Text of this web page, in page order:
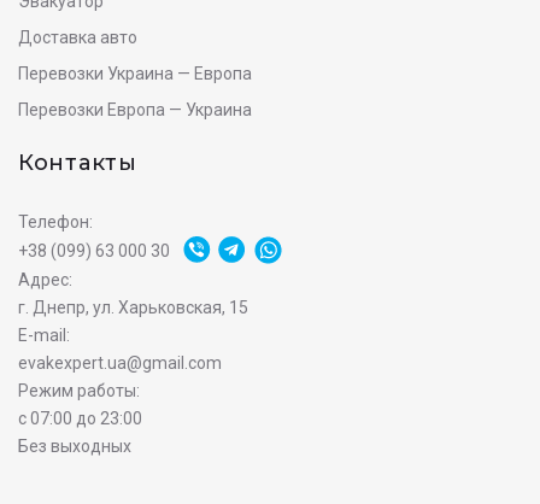
Доставка авто
Перевозки Украина — Европа
Перевозки Европа — Украина
Контакты
Телефон:
+38 (099) 63 000 30
Адрес:
г. Днепр, ул. Харьковская, 15
E-mail:
evakexpert.ua@gmail.com
Режим работы:
с 07:00 до 23:00
Без выходных